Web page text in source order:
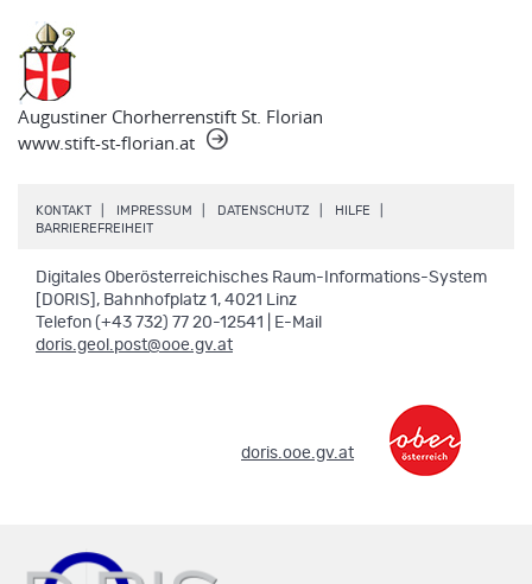
Augustiner Chorherrenstift St. Florian
www.stift-st-florian.at
KONTAKT IMPRESSUM DATENSCHUTZ HILFE
BARRIEREFREIHEIT.
Digitales Oberösterreichisches Raum-Informations-System
[DORIS], Bahnhofplatz 1, 4021 Linz
Telefon (+43 732) 77 20-12541 | E-Mail
doris.geol.post@ooe.gv.at
doris.ooe.gv.at.